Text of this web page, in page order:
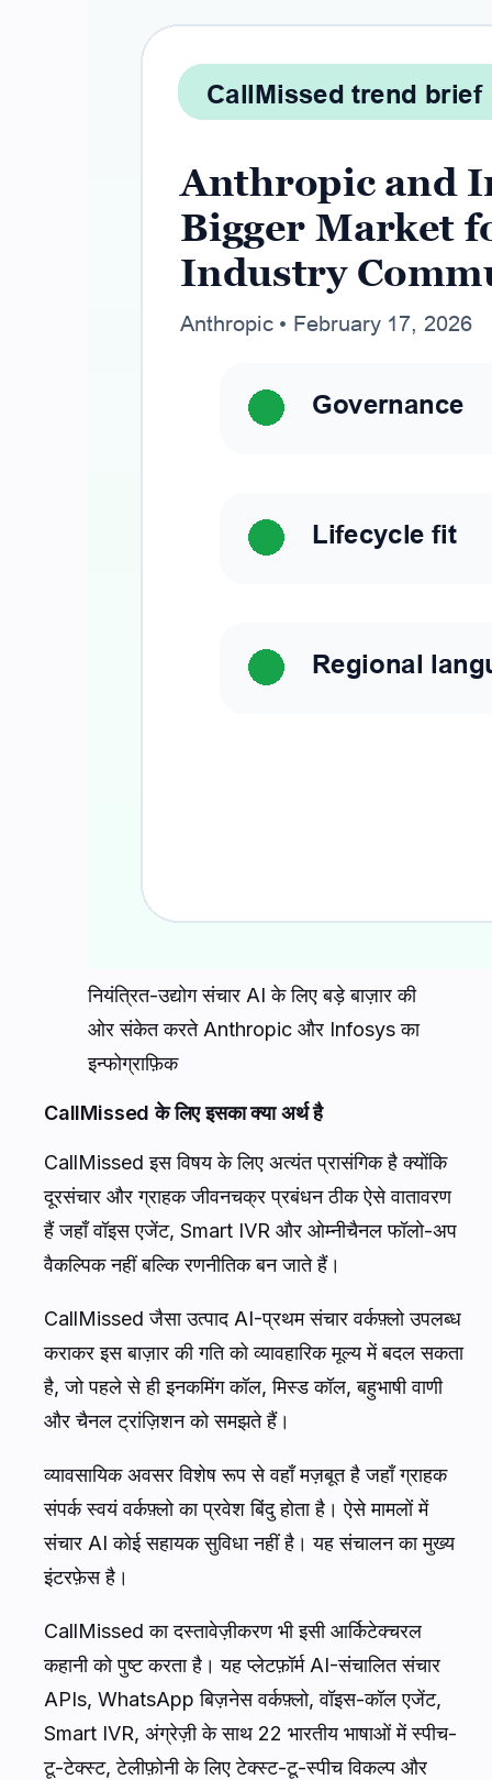
नियंत्रित-उद्योग संचार AI के लिए बड़े बाज़ार की
ओर संकेत करते Anthropic और Infosys का
इन्फोग्राफ़िक
CallMissed के लिए इसका क्या अर्थ है
CallMissed इस विषय के लिए अत्यंत प्रासंगिक है क्योंकि
दूरसंचार और ग्राहक जीवनचक्र प्रबंधन ठीक ऐसे वातावरण
हैं जहाँ वॉइस एजेंट, Smart IVR और ओम्नीचैनल फॉलो-अप
वैकल्पिक नहीं बल्कि रणनीतिक बन जाते हैं।
CallMissed जैसा उत्पाद AI-प्रथम संचार वर्कफ़्लो उपलब्ध
कराकर इस बाज़ार की गति को व्यावहारिक मूल्य में बदल सकता
है, जो पहले से ही इनकमिंग कॉल, मिस्ड कॉल, बहुभाषी वाणी
और चैनल ट्रांज़िशन को समझते हैं।
व्यावसायिक अवसर विशेष रूप से वहाँ मज़बूत है जहाँ ग्राहक
संपर्क स्वयं वर्कफ़्लो का प्रवेश बिंदु होता है। ऐसे मामलों में
संचार AI कोई सहायक सुविधा नहीं है। यह संचालन का मुख्य
इंटरफ़ेस है।
CallMissed का दस्तावेज़ीकरण भी इसी आर्किटेक्चरल
कहानी को पुष्ट करता है। यह प्लेटफ़ॉर्म AI-संचालित संचार
APIs, WhatsApp बिज़नेस वर्कफ़्लो, वॉइस-कॉल एजेंट,
Smart IVR, अंग्रेज़ी के साथ 22 भारतीय भाषाओं में स्पीच-
टू-टेक्स्ट, टेलीफ़ोनी के लिए टेक्स्ट-टू-स्पीच विकल्प और